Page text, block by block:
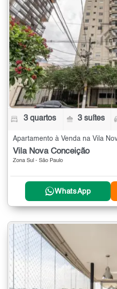
3 quartos 3 suítes
Vila Nova Conceição
Zona Sul - São Paulo
WhatsApp